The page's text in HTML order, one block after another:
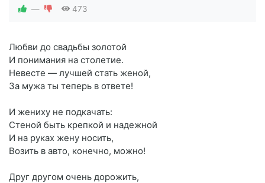
— 473
Любви до свадьбы золотой
И понимания на столетие.
Невесте — лучшей стать женой,
За мужа ты теперь в ответе!
И жениху не подкачать:
Стеной быть крепкой и надежной
И на руках жену носить,
Возить в авто, конечно, можно!
Друг другом очень дорожить,